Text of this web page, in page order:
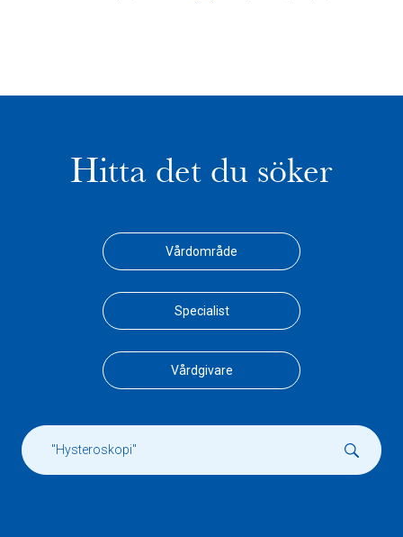
Hitta det du söker
Vårdområde
Specialist
Vårdgivare